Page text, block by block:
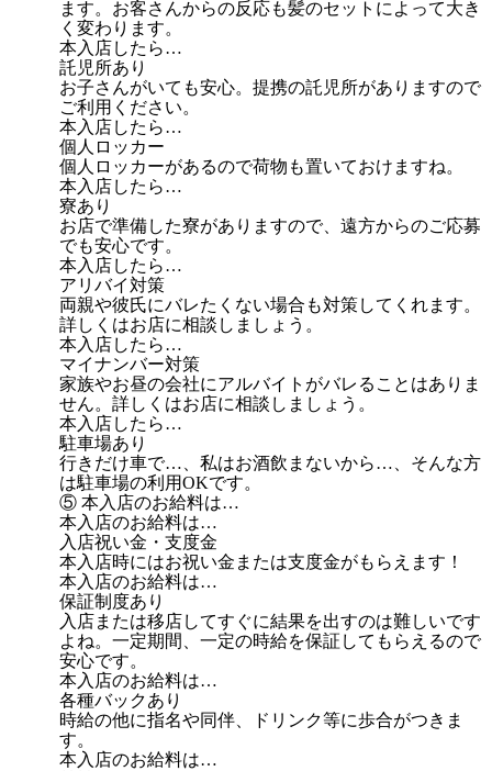
ます。お客さんからの反応も髪のセットによって大き
く変わります。
本入店したら…
託児所あり
お子さんがいても安心。提携の託児所がありますので
ご利用ください。
本入店したら…
個人ロッカー
個人ロッカーがあるので荷物も置いておけますね。
本入店したら…
寮あり
お店で準備した寮がありますので、遠方からのご応募
でも安心です。
本入店したら…
アリバイ対策
両親や彼氏にバレたくない場合も対策してくれます。
詳しくはお店に相談しましょう。
本入店したら…
マイナンバー対策
家族やお昼の会社にアルバイトがバレることはありま
せん。詳しくはお店に相談しましょう。
本入店したら…
駐車場あり
行きだけ車で…、私はお酒飲まないから…、そんな方
は駐車場の利用OKです。
⑤ 本入店のお給料は…
本入店のお給料は…
入店祝い金・支度金
本入店時にはお祝い金または支度金がもらえます！
本入店のお給料は…
保証制度あり
入店または移店してすぐに結果を出すのは難しいです
よね。一定期間、一定の時給を保証してもらえるので
安心です。
本入店のお給料は…
各種バックあり
時給の他に指名や同伴、ドリンク等に歩合がつきま
す。
本入店のお給料は…